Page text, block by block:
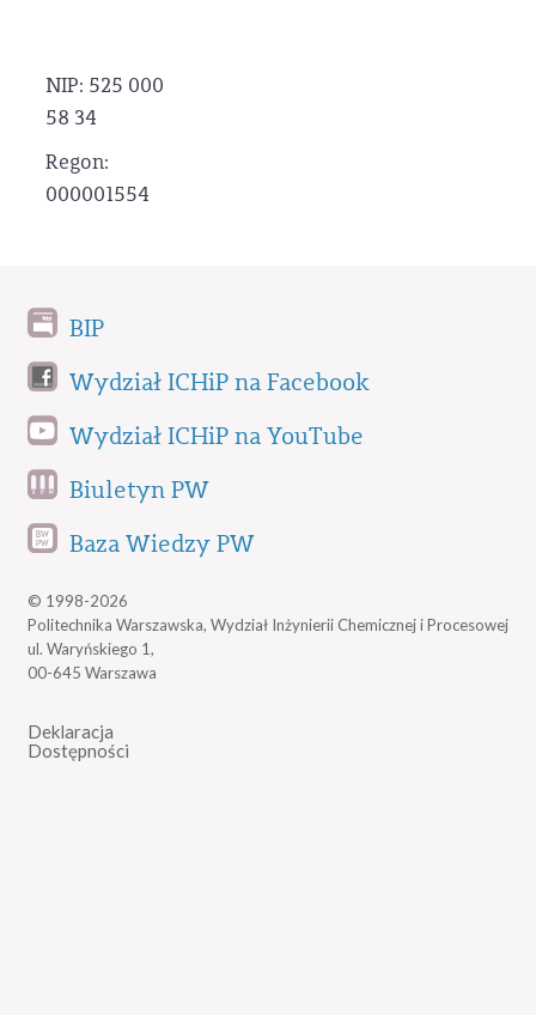
NIP: 525 000
58 34
Regon:
000001554
BIP
Wydział ICHiP na Facebook
Wydział ICHiP na YouTube
Biuletyn PW
Baza Wiedzy PW
© 1998-2026
Politechnika Warszawska, Wydział Inżynierii Chemicznej i Procesowej
ul. Waryńskiego 1,
00-645 Warszawa
Deklaracja
Dostępności